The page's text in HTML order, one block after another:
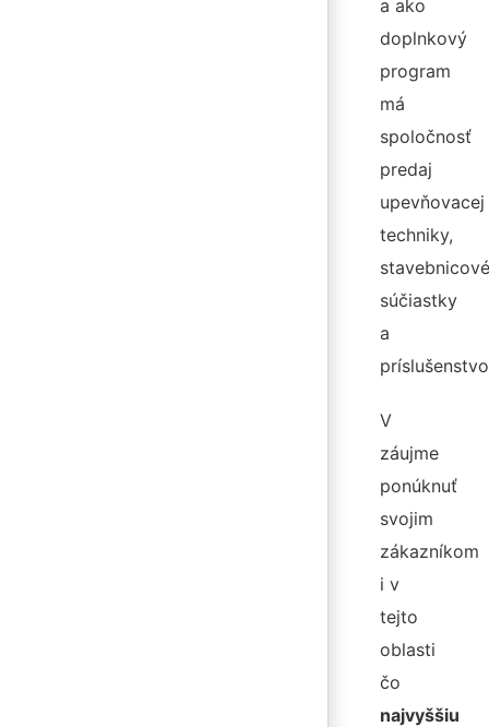
a ako
doplnkový
program
má
spoločnosť
predaj
upevňovacej
techniky,
stavebnicové
súčiastky
a
V
záujme
ponúknuť
svojim
zákazníkom
i v
tejto
oblasti
čo
najvyššiu